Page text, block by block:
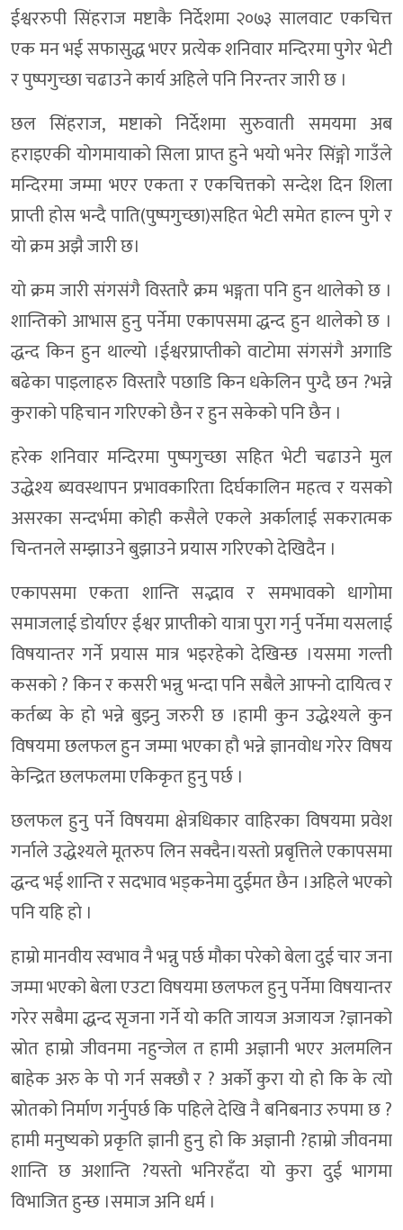
ईश्वररुपी सिंहराज मष्टाकै निर्देशमा २०७३ सालवाट एकचित्त
एक मन भई सफासुद्ध भएर प्रत्येक शनिवार मन्दिरमा पुगेर भेटी
र पुष्पगुच्छा चढाउने कार्य अहिले पनि निरन्तर जारी छ ।
छल सिंहराज, मष्टाको निर्देशमा सुरुवाती समयमा अब
हराइएकी योगमायाको सिला प्राप्त हुने भयो भनेर सिंङ्गो गाउँले
मन्दिरमा जम्मा भएर एकता र एकचित्तको सन्देश दिन शिला
प्राप्ती होस भन्दै पाति(पुष्पगुच्छा)सहित भेटी समेत हाल्न पुगे र
याे क्रम अझै जारी छ।
याे क्रम जारी संगसंगै विस्तारै क्रम भङ्गता पनि हुन थालेको छ ।
शान्तिको आभास हुनु पर्नेमा एकापसमा द्धन्द हुन थालेको छ ।
द्धन्द किन हुन थाल्यो ।ईश्वरप्राप्तीको वाटोमा संगसंगै अगाडि
बढेका पाइलाहरु विस्तारै पछाडि किन धकेलिन पुग्दै छन ?भन्ने
कुराको पहिचान गरिएको छैन र हुन सकेको पनि छैन ।
हरेक शनिवार मन्दिरमा पुष्पगुच्छा सहित भेटी चढाउने मुल
उद्धेश्य ब्यवस्थापन प्रभावकारिता दिर्घकालिन महत्व र यसको
असरका सन्दर्भमा कोही कसैले एकले अर्कालाई सकरात्मक
चिन्तनले सम्झाउने बुझाउने प्रयास गरिएको देखिदैन ।
एकापसमा एकता शान्ति सद्भाव र समभावको धागोमा
समाजलाई डोर्याएर ईश्वर प्राप्तीको यात्रा पुरा गर्नु पर्नेमा यसलाई
विषयान्तर गर्ने प्रयास मात्र भइरहेको देखिन्छ ।यसमा गल्ती
कसको ? किन र कसरी भन्नु भन्दा पनि सबैले आफ्नो दायित्व र
कर्तब्य के हो भन्ने बुझ्नु जरुरी छ ।हामी कुन उद्धेश्यले कुन
विषयमा छलफल हुन जम्मा भएका हौ भन्ने ज्ञानवोध गरेर विषय
केन्द्रित छलफलमा एकिकृत हुनु पर्छ ।
छलफल हुनु पर्ने विषयमा क्षेत्रधिकार वाहिरका विषयमा प्रवेश
गर्नाले उद्धेश्यले मूतरुप लिन सक्दैन।यस्तो प्रबृत्तिले एकापसमा
द्धन्द भई शान्ति र सदभाव भड्कनेमा दुईमत छैन ।अहिले भएकाे
पनि यहि हाे ।
हाम्रो मानवीय स्वभाव नै भन्नु पर्छ मौका परेको बेला दुई चार जना
जम्मा भएको बेला एउटा विषयमा छलफल हुनु पर्नेमा विषयान्तर
गरेर सबैमा द्धन्द सृजना गर्ने यो कति जायज अजायज ?ज्ञानको
स्रोत हाम्रो जीवनमा नहुन्जेल त हामी अज्ञानी भएर अलमलिन
बाहेक अरु के पो गर्न सक्छौ र ? अर्को कुरा यो हो कि के त्यो
स्रोतको निर्माण गर्नुपर्छ कि पहिले देखि नै बनिबनाउ रुपमा छ ?
हामी मनुष्यको प्रकृति ज्ञानी हुनु हो कि अज्ञानी ?हाम्रो जीवनमा
शान्ति छ अशान्ति ?यस्तो भनिरहँदा यो कुरा दुई भागमा
विभाजित हुन्छ ।समाज अनि धर्म ।